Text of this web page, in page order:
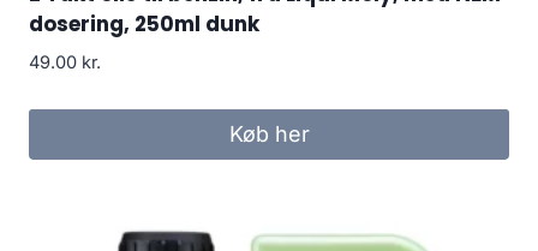
dosering, 250ml dunk
49.00 kr.
Køb her